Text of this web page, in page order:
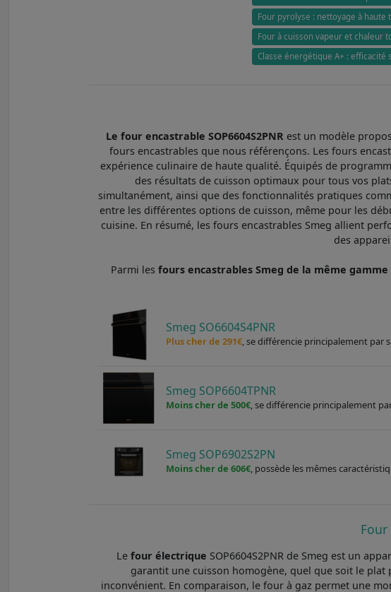
Four pyrolyse : nettoyage à haute
Four à cuisson vapeur et chaleur
Classe énergétique A+ : efficacité
Le four encastrable SOP6604S2PNR est un modèle
fours encastrables que nous référençons. Les fours
expérience culinaire de haute qualité. Équipés de
des résultats de cuisson optimaux pour tous vos
simultanément, ainsi que des fonctionnalités pratiques
entre les différentes options de cuisson, même pour les
cuisine. En résumé, les fours encastrables Smeg allient
des
Parmi les fours encastrables Smeg de la même gamme
Smeg SO6604S4PNR
Plus cher de 291€, se différencie principalement par
Smeg SOP6604TPNR
Moins cher de 500€, se différencie principalement
Smeg SOP6902S2PN
Moins cher de 606€, possède les mêmes
Lefour électrique SOP6604S2PNR de Smeg est un
garantit une cuisson homogène, quel que soit le
inconvénient. En comparaison, le four à gaz permet une